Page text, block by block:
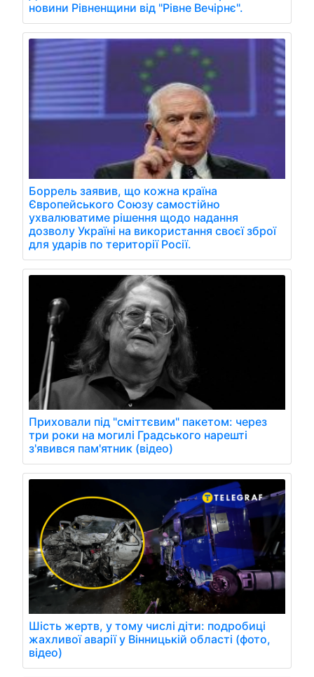
новини Рівненщини від "Рівне Вечірнє".
Боррель заявив, що кожна країна
Європейського Союзу самостійно
ухвалюватиме рішення щодо надання
дозволу Україні на використання своєї зброї
для ударів по території Росії.
Приховали під "сміттєвим" пакетом: через
три роки на могилі Градського нарешті
з'явився пам'ятник (відео)
Шість жертв, у тому числі діти: подробиці
жахливої аварії у Вінницькій області (фото,
відео)